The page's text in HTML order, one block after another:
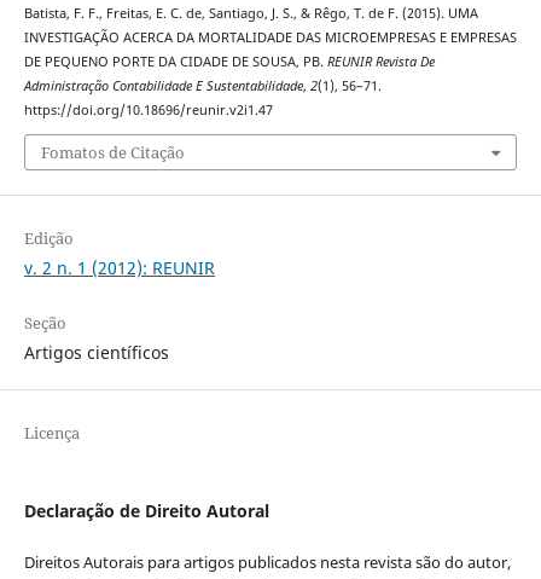
Batista, F. F., Freitas, E. C. de, Santiago, J. S., & Rêgo, T. de F. (2015). UMA
INVESTIGAÇÃO ACERCA DA MORTALIDADE DAS MICROEMPRESAS E EMPRESAS
DE PEQUENO PORTE DA CIDADE DE SOUSA, PB. REUNIR Revista De
Administração Contabilidade E Sustentabilidade, 2(1), 56–71.
https://doi.org/10.18696/reunir.v2i1.47
Fomatos de Citação
Edição
v. 2 n. 1 (2012): REUNIR
Seção
Artigos científicos
Licença
Declaração de Direito Autoral
Direitos Autorais para artigos publicados nesta revista são do autor,